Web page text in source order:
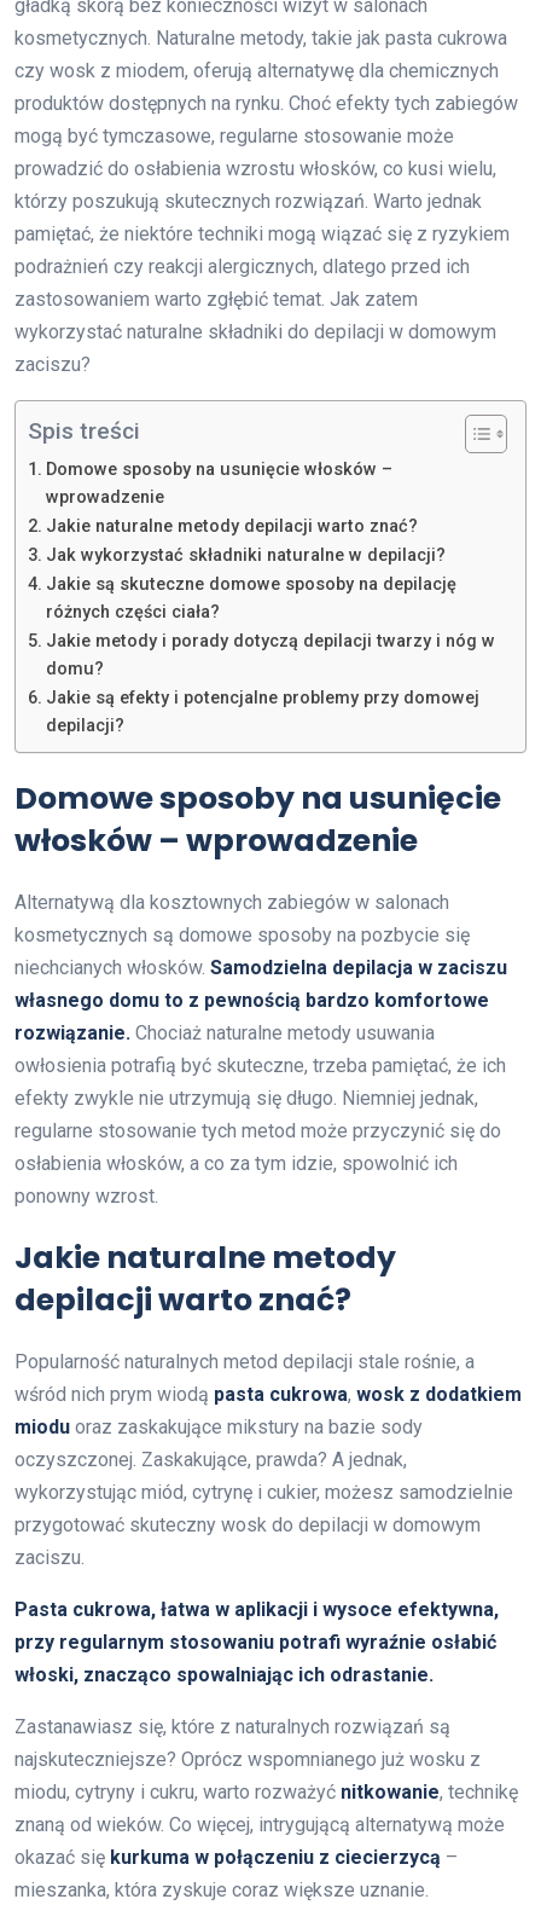
gładką skórą bez konieczności wizyt w salonach
kosmetycznych. Naturalne metody, takie jak pasta cukrowa
czy wosk z miodem, oferują alternatywę dla chemicznych
produktów dostępnych na rynku. Choć efekty tych zabiegów
mogą być tymczasowe, regularne stosowanie może
prowadzić do osłabienia wzrostu włosków, co kusi wielu,
którzy poszukują skutecznych rozwiązań. Warto jednak
pamiętać, że niektóre techniki mogą wiązać się z ryzykiem
podrażnień czy reakcji alergicznych, dlatego przed ich
zastosowaniem warto zgłębić temat. Jak zatem
wykorzystać naturalne składniki do depilacji w domowym
zaciszu?
Spis treści
Domowe sposoby na usunięcie włosków –
wprowadzenie
Jakie naturalne metody depilacji warto znać?
Jak wykorzystać składniki naturalne w depilacji?
Jakie są skuteczne domowe sposoby na depilację
różnych części ciała?
Jakie metody i porady dotyczą depilacji twarzy i nóg w
domu?
Jakie są efekty i potencjalne problemy przy domowej
depilacji?
Domowe sposoby na usunięcie
włosków – wprowadzenie
Alternatywą dla kosztownych zabiegów w salonach
kosmetycznych są domowe sposoby na pozbycie się
niechcianych włosków. Samodzielna depilacja w zaciszu
własnego domu to z pewnością bardzo komfortowe
rozwiązanie. Chociaż naturalne metody usuwania
owłosienia potrafią być skuteczne, trzeba pamiętać, że ich
efekty zwykle nie utrzymują się długo. Niemniej jednak,
regularne stosowanie tych metod może przyczynić się do
osłabienia włosków, a co za tym idzie, spowolnić ich
ponowny wzrost.
Jakie naturalne metody
depilacji warto znać?
Popularność naturalnych metod depilacji stale rośnie, a
wśród nich prym wiodą pasta cukrowa, wosk z dodatkiem
miodu oraz zaskakujące mikstury na bazie sody
oczyszczonej. Zaskakujące, prawda? A jednak,
wykorzystując miód, cytrynę i cukier, możesz samodzielnie
przygotować skuteczny wosk do depilacji w domowym
zaciszu.
Pasta cukrowa, łatwa w aplikacji i wysoce efektywna,
przy regularnym stosowaniu potrafi wyraźnie osłabić
włoski, znacząco spowalniając ich odrastanie.
Zastanawiasz się, które z naturalnych rozwiązań są
najskuteczniejsze? Oprócz wspomnianego już wosku z
miodu, cytryny i cukru, warto rozważyć nitkowanie, technikę
znaną od wieków. Co więcej, intrygującą alternatywą może
okazać się kurkuma w połączeniu z ciecierzycą –
mieszanka, która zyskuje coraz większe uznanie.